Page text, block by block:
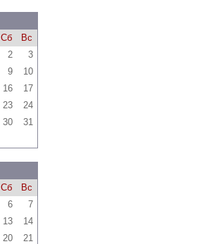
Сб
Вс
2
3
9
10
16
17
23
24
30 31
Сб
Вс
6
7
13
14
20
21